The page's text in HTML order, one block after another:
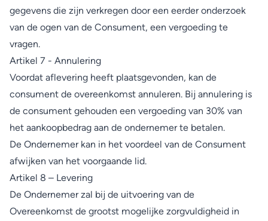
gegevens die zijn verkregen door een eerder onderzoek
van de ogen van de Consument, een vergoeding te
vragen.
Artikel 7 - Annulering
Voordat aflevering heeft plaatsgevonden, kan de
consument de overeenkomst annuleren. Bij annulering is
de consument gehouden een vergoeding van 30% van
het aankoopbedrag aan de ondernemer te betalen.
De Ondernemer kan in het voordeel van de Consument
afwijken van het voorgaande lid.
Artikel 8 – Levering
De Ondernemer zal bij de uitvoering van de
Overeenkomst de grootst mogelijke zorgvuldigheid in